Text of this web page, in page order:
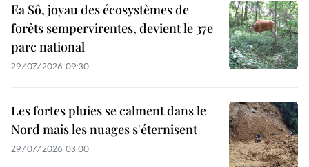
Ea Sô, joyau des écosystèmes de
forêts sempervirentes, devient le 37e
parc national
29/07/2026 09:30
Les fortes pluies se calment dans le
Nord mais les nuages s'éternisent
29/07/2026 03:00